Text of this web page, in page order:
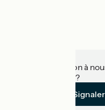
Une information à
établissement ?